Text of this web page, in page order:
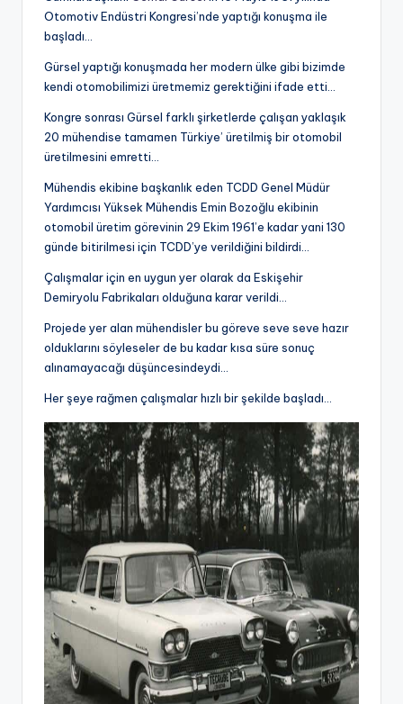
Otomotiv Endüstri Kongresi’nde yaptığı konuşma ile
başladı…
Gürsel yaptığı konuşmada her modern ülke gibi bizimde
kendi otomobilimizi üretmemiz gerektiğini ifade etti…
Kongre sonrası Gürsel farklı şirketlerde çalışan yaklaşık
20 mühendise tamamen Türkiye’ üretilmiş bir otomobil
üretilmesini emretti…
Mühendis ekibine başkanlık eden TCDD Genel Müdür
Yardımcısı Yüksek Mühendis Emin Bozoğlu ekibinin
otomobil üretim görevinin 29 Ekim 1961’e kadar yani 130
günde bitirilmesi için TCDD’ye verildiğini bildirdi…
Çalışmalar için en uygun yer olarak da Eskişehir
Demiryolu Fabrikaları olduğuna karar verildi…
Projede yer alan mühendisler bu göreve seve seve hazır
olduklarını söyleseler de bu kadar kısa süre sonuç
alınamayacağı düşüncesindeydi…
Her şeye rağmen çalışmalar hızlı bir şekilde başladı…